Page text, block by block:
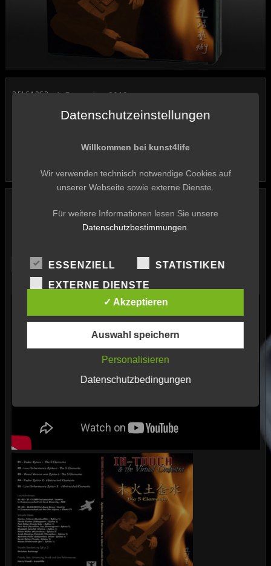
RELEASED:1. Dezember 2010
IN-TOUCH & The Virtual Orchestra
Harry Triendl
NUMBER OF DISCS:
IN-TOUCH – ZYKLUS I + ZYKLUS II
Datenschutzeinstellungen
Willkommen bei kunst4life
Wir verwenden technisch notwendige Cookies auf
unserer Webseite sowie externe Dienste.
Für weitere Informationen lesen Sie unsere
Datenschutzbestimmungen
ESSENZIELL
STATISTIKEN
EXTERNE DIENSTE
✓ Akzeptieren
Auswahl speichern
Personalisieren
Datenschutzbedingungen